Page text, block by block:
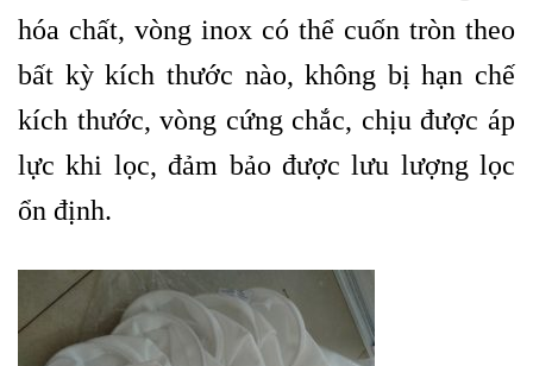
hóa chất, vòng inox có thể cuốn tròn theo
bất kỳ kích thước nào, không bị hạn chế
kích thước, vòng cứng chắc, chịu được áp
lực khi lọc, đảm bảo được lưu lượng lọc
ổn định.